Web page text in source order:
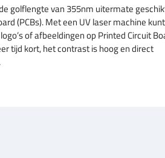
golflengte van 355nm uitermate
(PCBs). Met een UV laser machine
of afbeeldingen op Printed Circuit
tijd kort, het contrast is hoog en direct